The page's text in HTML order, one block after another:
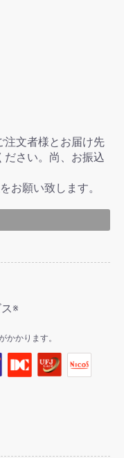
注文者様とお届け先
ださい。尚、お振込
お願い致します。
※
かかります。